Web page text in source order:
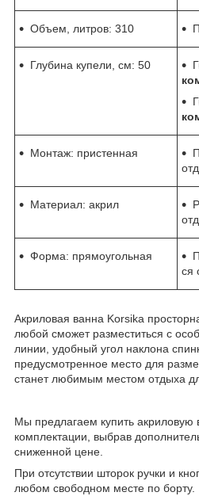
Объем, литров: 310
Глубина купели, см: 50
Монтаж: пристенная
Материал: акрил
Форма: прямоугольная
ся
Акриловая ванна Korsika
любой сможет разместиться с
линии, удобный угол наклона
предусмотренное место для
станет любимым местом отдыха
Мы предлагаем купить акриловую
комплектации, выбрав
сниженной цене.
При отсутствии шторок ручки и
любом свободном месте по борту.